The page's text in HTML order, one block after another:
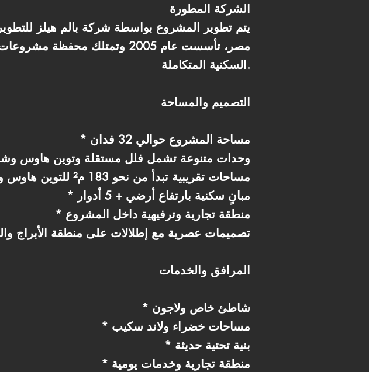
الشركة المطورة
يتم تطوير المشروع بواسطة شركة بالم هيلز
مصر، تأسست عام 2005 وتمتلك
السكنية المتكاملة.
التصميم والمساحة
* مساحة المشروع حوالي 32 فدان
* وحدات متنوعة تشمل فلل مستقلة وتوين هاوس
* مساحات تقريبية تبدأ من نحو 183 م² للتوين هاوس وتصل إلى نحو 218 م² للفلل
* مبانٍ سكنية بارتفاع أرضي + 5 أدوار
* منطقة تجارية وترفيهية داخل المشروع
* تصميمات عصرية مع إطلالات على منطقة الأبراج
المرافق والخدمات
* شاطئ خاص ولاجون
* مساحات خضراء ولاند سكيب
* بنية تحتية حديثة
* منطقة تجارية وخدمات يومية